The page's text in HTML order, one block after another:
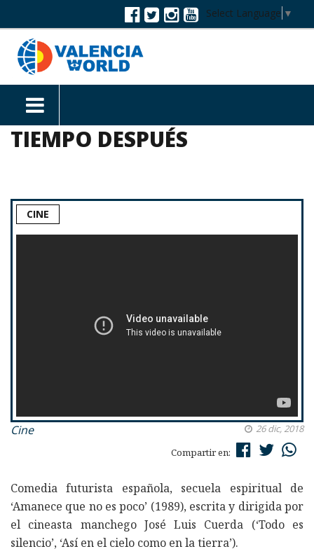
Select Language ▼
TIEMPO DESPUÉS
CINE
Cine
26 dic, 2018
Compartir en:
Comedia futurista española, secuela espiritual de
‘Amanece que no es poco’ (1989), escrita y dirigida por
el cineasta manchego José Luis Cuerda (‘Todo es
silencio’, ‘Así en el cielo como en la tierra’).